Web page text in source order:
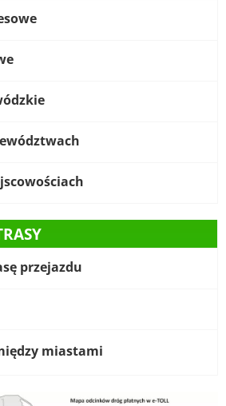
przejazdu
miastami